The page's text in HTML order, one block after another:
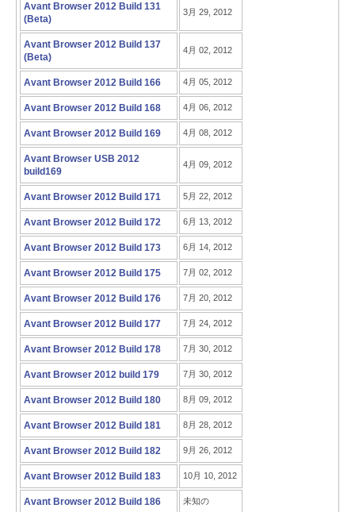
Avant Browser 2012 Build 131
(Beta)
3月 29, 2012
Avant Browser 2012 Build 137
(Beta)
4月 02, 2012
Avant Browser 2012 Build 166 4月 05, 2012
Avant Browser 2012 Build 168 4月 06, 2012
Avant Browser 2012 Build 169 4月 08, 2012
Avant Browser USB 2012
build169
4月 09, 2012
Avant Browser 2012 Build 171 5月 22, 2012
Avant Browser 2012 Build 172 6月 13, 2012
Avant Browser 2012 Build 173 6月 14, 2012
Avant Browser 2012 Build 175 7月 02, 2012
Avant Browser 2012 Build 176 7月 20, 2012
Avant Browser 2012 Build 177 7月 24, 2012
Avant Browser 2012 Build 178 7月 30, 2012
Avant Browser 2012 build 179 7月 30, 2012
Avant Browser 2012 Build 180 8月 09, 2012
Avant Browser 2012 Build 181 8月 28, 2012
Avant Browser 2012 Build 182 9月 26, 2012
Avant Browser 2012 Build 183 10月 10, 2012
Avant Browser 2012 Build 186 未知の